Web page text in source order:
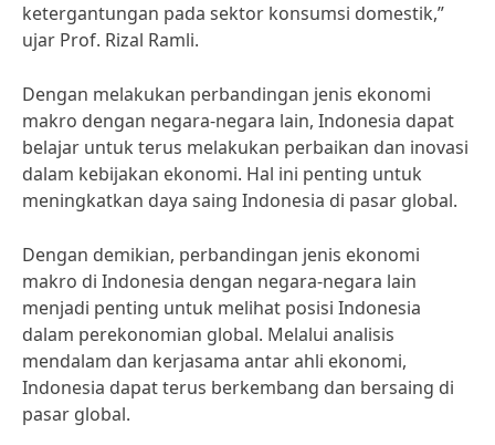
ketergantungan pada sektor konsumsi domestik,”
ujar Prof. Rizal Ramli.
Dengan melakukan perbandingan jenis ekonomi
makro dengan negara-negara lain, Indonesia dapat
belajar untuk terus melakukan perbaikan dan inovasi
dalam kebijakan ekonomi. Hal ini penting untuk
meningkatkan daya saing Indonesia di pasar global.
Dengan demikian, perbandingan jenis ekonomi
makro di Indonesia dengan negara-negara lain
menjadi penting untuk melihat posisi Indonesia
dalam perekonomian global. Melalui analisis
mendalam dan kerjasama antar ahli ekonomi,
Indonesia dapat terus berkembang dan bersaing di
pasar global.